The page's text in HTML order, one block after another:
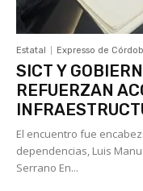
Estatal Expresso de
SICT Y
REFUERZAN
El encuentro fue
dependencias, Luis
Serrano En...